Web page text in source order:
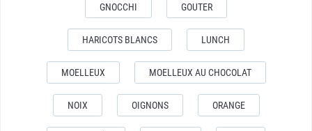
GNOCCHI GOUTER
HARICOTS BLANCS LUNCH
MOELLEUX MOELLEUX AU CHOCOLAT
NOIX OIGNONS ORANGE